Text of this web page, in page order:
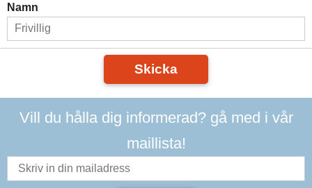
Namn
Skicka
Vill du hålla dig informerad? gå med i vår
maillista!